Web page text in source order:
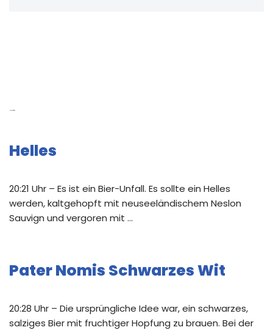
Helles
20:21 Uhr – Es ist ein Bier-Unfall. Es sollte ein Helles
werden, kaltgehopft mit neuseeländischem Neslon
Sauvign und vergoren mit …
Pater Nomis Schwarzes Wit
20:28 Uhr – Die ursprüngliche Idee war, ein schwarzes,
salziges Bier mit fruchtiger Hopfung zu brauen. Bei der